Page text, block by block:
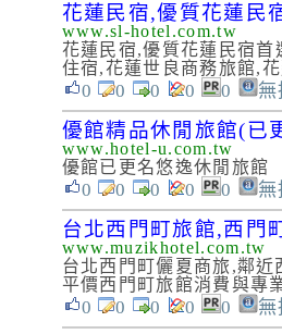
花蓮民宿,優質花蓮民
www.sl-hotel.com.tw
花蓮民宿,優質花蓮民宿
住宿,花蓮世良商務旅館,
0 0 0 0 0 無
優館精品休閒旅館(已
www.hotel-u.com.tw
優館已更名悠逸休閒旅館
0 0 0 0 0 無
台北西門町旅館,西門
www.muzikhotel.com.tw
台北西門町儷夏商旅,鄰
平價西門町旅館消費與
0 0 0 0 0 無